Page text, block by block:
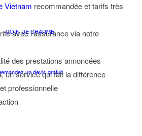
COIN DE CHARME
un devis gratuit
Vietnam recommandée et tarifs très
avec l’assurance via notre
des prestations annoncées
un service qui fait la différence
professionnelle